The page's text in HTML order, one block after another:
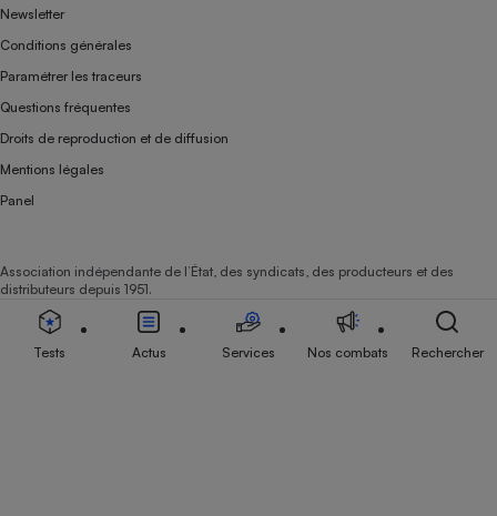
Newsletter
Conditions générales
Paramétrer les traceurs
Questions fréquentes
Droits de reproduction et de diffusion
Mentions légales
Panel
Association indépendante de l’État, des syndicats, des producteurs et des
distributeurs depuis 1951.
Tests Actus Services Nos combats Rechercher